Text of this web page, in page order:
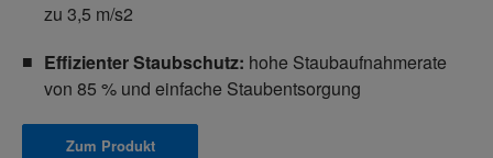
zu 3,5 m/s2
Effizienter Staubschutz: hohe Staubaufnahmerate
von 85 % und einfache Staubentsorgung
Zum Produkt